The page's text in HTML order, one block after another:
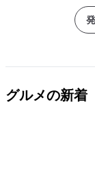
グルメの新着